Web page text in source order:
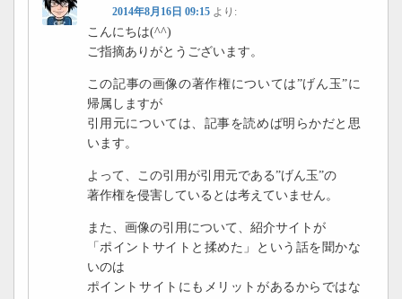
2014年8月16日 09:15 より:
こんにちは(^^)
ご指摘ありがとうございます。
この記事の画像の著作権については”げん玉”に
帰属しますが
引用元については、記事を読めば明らかだと思
います。
よって、この引用が引用元である”げん玉”の
著作権を侵害しているとは考えていません。
また、画像の引用について、紹介サイトが
「ポイントサイトと揉めた」という話を聞かな
いのは
ポイントサイトにもメリットがあるからではな